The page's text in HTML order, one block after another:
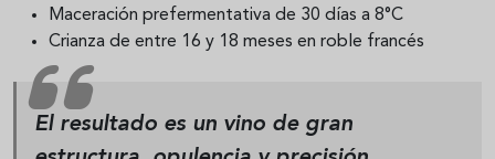
Maceración prefermentativa de 30 días a 8°C
Crianza de entre 16 y 18 meses en roble francés
El resultado es un vino de gran